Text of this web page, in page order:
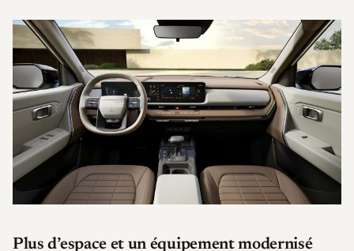
Plus d’espace et un équipement modernisé